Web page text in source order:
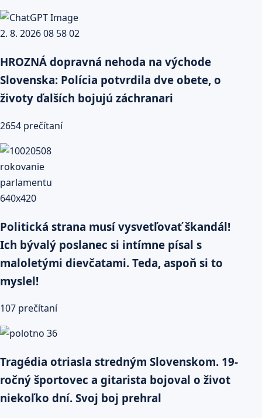
HROZNÁ dopravná nehoda na východe
Slovenska: Polícia potvrdila dve obete, o
životy ďalších bojujú záchranari
2654 prečítaní
Politická strana musí vysvetľovať škandál!
Ich bývalý poslanec si intímne písal s
maloletými dievčatami. Teda, aspoň si to
myslel!
107 prečítaní
Tragédia otriasla stredným Slovenskom. 19-
ročný športovec a gitarista bojoval o život
niekoľko dní. Svoj boj prehral